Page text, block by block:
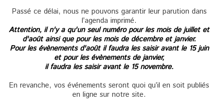
Passé ce délai, nous ne pouvons garantir leur parution dans
l’agenda imprimé.
Attention, il n'y a qu'un seul numéro pour les mois de juillet et
d'août ainsi que pour les mois de décembre et janvier.
Pour les évènements d'août il faudra les saisir avant le 15 juin
et pour les évènements de janvier,
il faudra les saisir avant le 15 novembre.
En revanche, vos événements seront quoi qu’il en soit publiés
en ligne sur notre site.